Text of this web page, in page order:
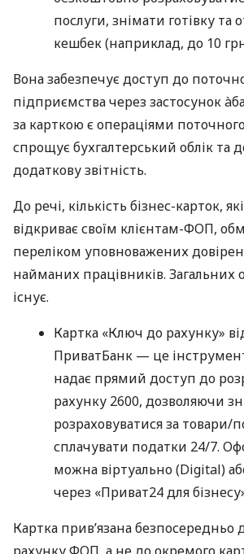
послуги, знімати готівку та
кешбек (наприклад, до 10
Вона забезпечує доступ до
підприємства через застосунок
за карткою є операціями
спрощує бухгалтерський облік та
додаткову звітність.
До речі, кількість бізнес-карток,
відкриває своїм клієнтам-ФОП,
переліком уповноважених
найманих працівників.
існує.
Картка «Ключ до рахунку»
ПриватБанк — це
надає прямий доступ до
рахунку 2600, дозволяючи
розраховуватися за товари/
сплачувати податки 24/7.
можна віртуально (Digital)
через «Приват24 для
Картка прив’язана безпосередньо